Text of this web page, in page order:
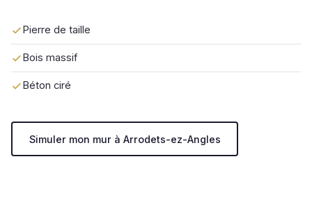
Pierre de taille
Bois massif
Béton ciré
Simuler mon mur à Arrodets-ez-Angles